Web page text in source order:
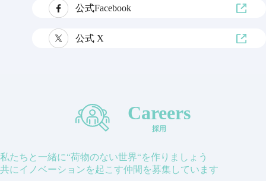
公式Facebook
公式 X
Careers
採用
私たちと一緒に“荷物のない世界“を作りましょう
共にイノベーションを起こす仲間を募集しています